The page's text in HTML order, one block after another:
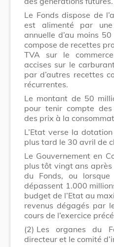
Le Fonds dispose de
est alimenté par
annuelle d’au moins
compose de recettes
TVA sur le
accises sur le
par d’autres recettes
récurrentes.
Le montant de 50
pour tenir compte
des prix à la
L’Etat verse la
plus tard le 30 avril de
Le Gouvernement en
plus tôt vingt ans
du Fonds, ou
dépassent 1.000
budget de l’Etat au
revenus dégagés par
cours de l’exercice
(2) Les organes du
directeur et le comité